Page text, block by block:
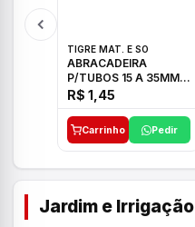
TIGRE MAT. E SO
ABRACADEIRA
P/TUBOS 15 A 35MM
TIGRE
R$ 1,45
Carrinho Pedir
Jardim e Irrigação